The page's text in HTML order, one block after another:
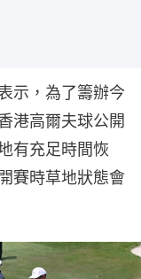
示，為了籌辦今
港高爾夫球公開
有充足時間恢
賽時草地狀態會